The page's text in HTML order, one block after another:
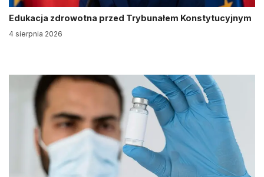
Edukacja zdrowotna przed Trybunałem Konstytucyjnym
4 sierpnia 2026